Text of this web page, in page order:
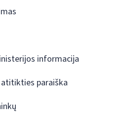
informacija
paraiška